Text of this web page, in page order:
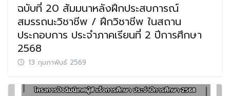
ฉบับที่ 20 สัมมนาหลังฝึกประสบการณ์
สมรรถนะวิชาชีพ / ฝึกวิชาชีพ ในสถาน
ประกอบการ ประจำภาคเรียนที่ 2 ปีการศึกษา
2568
13 กุมภาพันธ์ 2569